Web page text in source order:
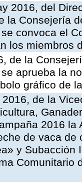
2016, del
la Consejería
convoca el
los miembros
de la
aprueba la
gráfico de
de la
2016
de vaca
y Subacción
Comunitario